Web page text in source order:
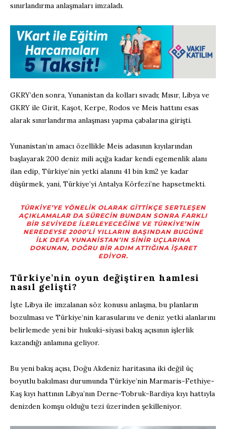
sınırlandırma anlaşmaları imzaladı.
GKRY’den sonra, Yunanistan da kolları sıvadı; Mısır, Libya ve
GKRY ile Girit, Kaşot, Kerpe, Rodos ve Meis hattını esas
alarak sınırlandırma anlaşması yapma çabalarına girişti.
Yunanistan’ın amacı özellikle Meis adasının kıyılarından
başlayarak 200 deniz mili açığa kadar kendi egemenlik alanı
ilan edip, Türkiye’nin yetki alanını 41 bin km2 ye kadar
düşürmek, yani, Türkiye’yi Antalya Körfezi’ne hapsetmekti.
TÜRKIYE’YE YÖNELIK OLARAK GITTIKÇE SERTLEŞEN
AÇIKLAMALAR DA SÜRECIN BUNDAN SONRA FARKLI
BIR SEVIYEDE ILERLEYECEĞINE VE TÜRKIYE’NIN
NEREDEYSE 2000’LI YILLARIN BAŞINDAN BUGÜNE
ILK DEFA YUNANISTAN’IN SINIR UÇLARINA
DOKUNAN, DOĞRU BIR ADIM ATTIĞINA IŞARET
EDIYOR.
Türkiye’nin oyun değiştiren hamlesi
nasıl gelişti?
İşte Libya ile imzalanan söz konusu anlaşma, bu planların
bozulması ve Türkiye’nin karasularını ve deniz yetki alanlarını
belirlemede yeni bir hukuki-siyasi bakış açısının işlerlik
kazandığı anlamına geliyor.
Bu yeni bakış açısı, Doğu Akdeniz haritasına iki değil üç
boyutlu bakılması durumunda Türkiye’nin Marmaris-Fethiye-
Kaş kıyı hattının Libya’nın Derne-Tobruk-Bardiya kıyı hattıyla
denizden komşu olduğu tezi üzerinden şekilleniyor.